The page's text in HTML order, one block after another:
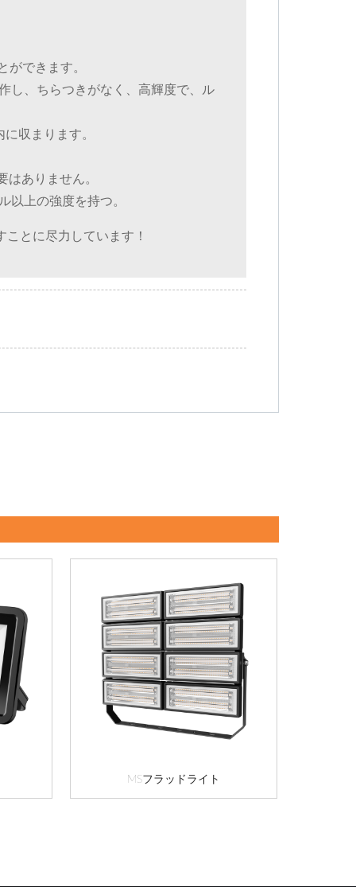
ができます。
し、ちらつきがなく、高輝度で、ル
収まります。
ありません。
以上の強度を持つ。
とに尽力しています！
MSフラッドライト